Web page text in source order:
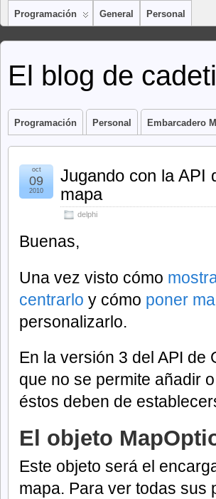
Programación General Personal
El blog de
Programación Personal Embarcadero
Jugando con la API
mapa
delphi
oct
09
2010
Buenas,
Una vez visto cómo
centrarlo y cómo poner
personalizarlo.
En la versión 3 del API de
que no se permite añadir
éstos deben de
El objeto
Este objeto será el
mapa. Para ver todas sus